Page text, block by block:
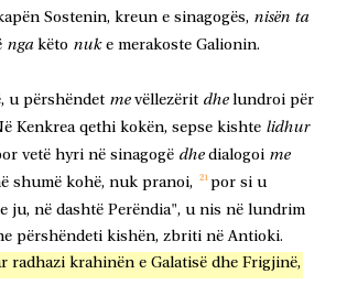
Sostenin, kreun e sinagogës, nisën ta
nga këto nuk e merakoste Galionin.
u përshëndet me vëllezërit dhe lundroi për
Kenkrea qethi kokën, sepse kishte lidhur
vetë hyri në sinagogë dhe dialogoi me
shumë kohë, nuk pranoi, por si u
ju, në dashtë Perëndia", u nis në lundrim
përshëndeti kishën, zbriti në Antioki.
radhazi krahinën e Galatisë dhe Frigjinë,